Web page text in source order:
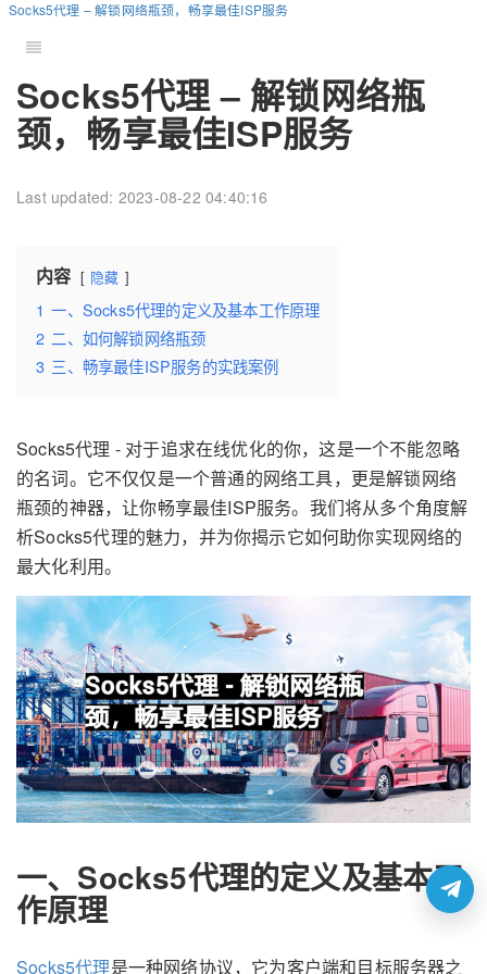
Socks5代理 – 解锁网络瓶颈，畅享最佳ISP服务
Socks5代理 – 解锁网络瓶
颈，畅享最佳ISP服务
Last updated: 2023-08-22 04:40:16
内容 隐藏
1 一、Socks5代理的定义及基本工作原理
2 二、如何解锁网络瓶颈
3 三、畅享最佳ISP服务的实践案例
Socks5代理 - 对于追求在线优化的你，这是一个不能忽略
的名词。它不仅仅是一个普通的网络工具，更是解锁网络
瓶颈的神器，让你畅享最佳ISP服务。我们将从多个角度解
析Socks5代理的魅力，并为你揭示它如何助你实现网络的
最大化利用。
一、Socks5代理的定义及基本工
作原理
Socks5代理是一种网络协议，它为客户端和目标服务器之